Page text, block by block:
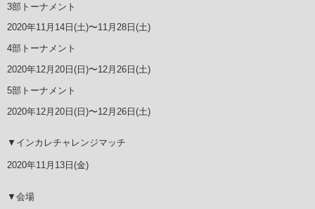
3部トーナメント
2020年11月14日(土)〜11月28日(土)
4部トーナメント
2020年12月20日(日)〜12月26日(土)
5部トーナメント
2020年12月20日(日)〜12月26日(土)
▼インカレチャレンジマッチ
2020年11月13日(金)
▼会場